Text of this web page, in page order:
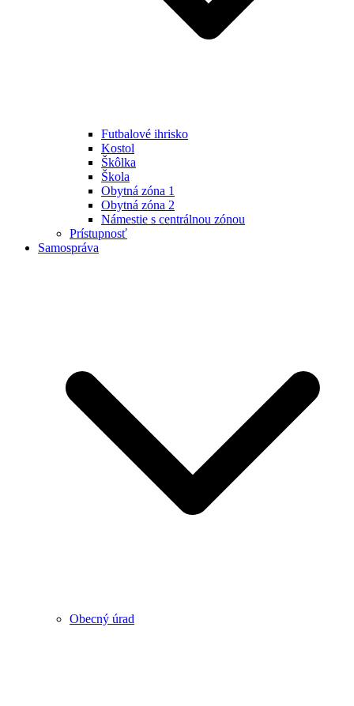
Futbalové ihrisko
Kostol
Škôlka
Škola
Obytná zóna 1
Obytná zóna 2
Námestie s centrálnou zónou
Prístupnosť
Samospráva
Obecný úrad